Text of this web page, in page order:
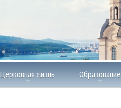
Церковная жизнь Образование